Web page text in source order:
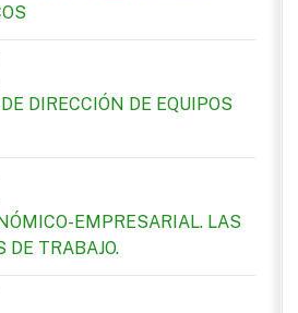
DIRECCIÓN DE EQUIPOS
EMPRESARIAL. LAS
DE TRABAJO.